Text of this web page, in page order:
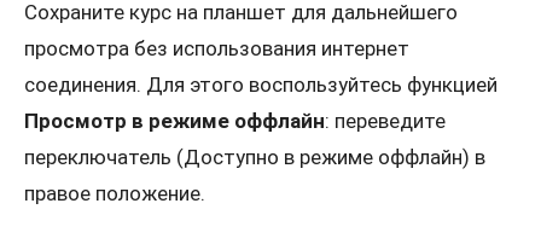
Сохраните курс на планшет для дальнейшего
просмотра без использования интернет
соединения. Для этого воспользуйтесь функцией
Просмотр в режиме оффлайн: переведите
переключатель (Доступно в режиме оффлайн) в
правое положение.